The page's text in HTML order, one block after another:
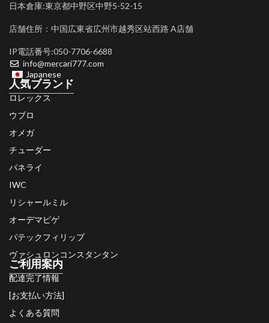
日本倉庫:東京都中野区中野5-52-15
店舗住所：中国広東省広州市越秀区站西路 A店舗
IP電話番号:050-7706-6688
info@mercari777.com
Japanese
人気ブランド
ロレックス
ウブロ
オメガ
チューダー
パネライ
IWC
リシャールミル
オーデマピゲ
パテックフィリップ
ヴァシュロンコンスタンタン
ご利用案内
配達完了情報
[お支払い方法]
よくある質問